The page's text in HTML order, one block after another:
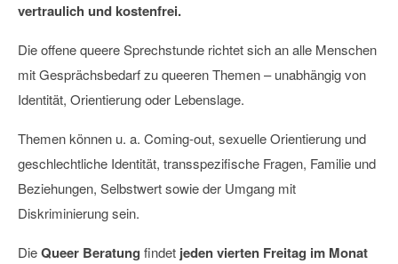
vertraulich und kostenfrei.
Die offene queere Sprechstunde richtet sich an alle Menschen
mit Gesprächsbedarf zu queeren Themen – unabhängig von
Identität, Orientierung oder Lebenslage.
Themen können u. a. Coming-out, sexuelle Orientierung und
geschlechtliche Identität, transspezifische Fragen, Familie und
Beziehungen, Selbstwert sowie der Umgang mit
Diskriminierung sein.
DieQueer Beratung findet jeden vierten Freitag im Monat